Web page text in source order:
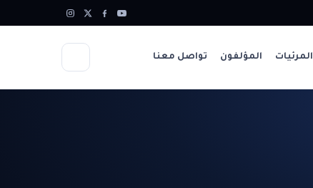
المرئيات المؤلفون تواصل معنا